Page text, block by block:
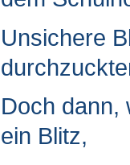
Unsichere
Doch dann,
ein Blitz,